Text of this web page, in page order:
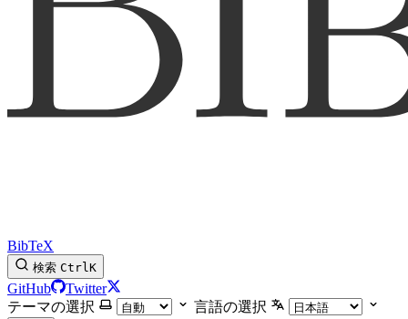
BibTeX
検索 CtrlK
GitHub
Twitter
テーマの選択
言語の選択